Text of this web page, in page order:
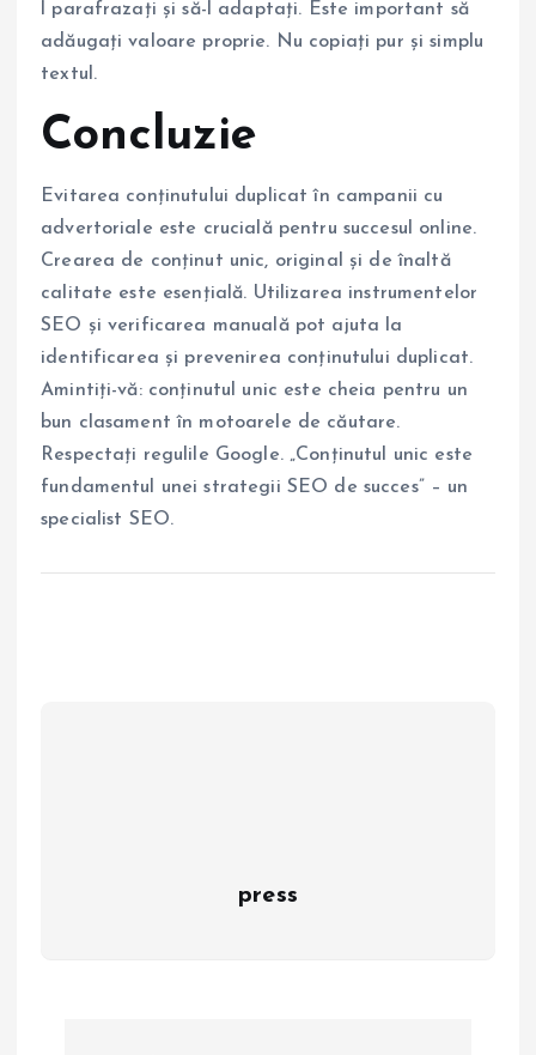
l parafrazați și să-l adaptați. Este important să
adăugați valoare proprie. Nu copiați pur și simplu
textul.
Concluzie
Evitarea conținutului duplicat în campanii cu
advertoriale este crucială pentru succesul online.
Crearea de conținut unic, original și de înaltă
calitate este esențială. Utilizarea instrumentelor
SEO și verificarea manuală pot ajuta la
identificarea și prevenirea conținutului duplicat.
Amintiți-vă: conținutul unic este cheia pentru un
bun clasament în motoarele de căutare.
Respectați regulile Google. „Conținutul unic este
fundamentul unei strategii SEO de succes” – un
specialist SEO.
press